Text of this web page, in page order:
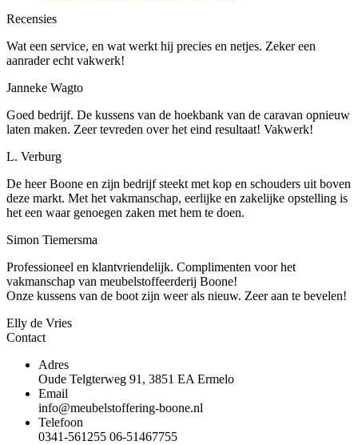
Recensies
Wat een service, en wat werkt hij precies en netjes. Zeker een
aanrader echt vakwerk!
Janneke Wagto
Goed bedrijf. De kussens van de hoekbank van de caravan opnieuw
laten maken. Zeer tevreden over het eind resultaat! Vakwerk!
L. Verburg
De heer Boone en zijn bedrijf steekt met kop en schouders uit boven
deze markt. Met het vakmanschap, eerlijke en zakelijke opstelling is
het een waar genoegen zaken met hem te doen.
Simon Tiemersma
Professioneel en klantvriendelijk. Complimenten voor het
vakmanschap van meubelstoffeerderij Boone!
Onze kussens van de boot zijn weer als nieuw. Zeer aan te bevelen!
Elly de Vries
Contact
Adres
Oude Telgterweg 91, 3851 EA Ermelo
Email
info@meubelstoffering-boone.nl
Telefoon
0341-561255 06-51467755